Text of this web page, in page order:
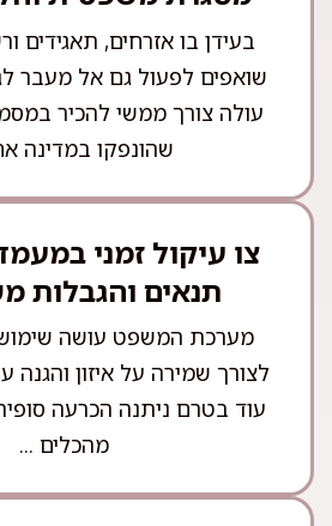
בעידן בו אזרחים, תאגידים
שואפים לפעול גם אל מעבר
עולה צורך ממשי להכיר
שהונפקו במדינה
צו עיקול זמני
תנאים והגבלות
מערכת המשפט עושה שימוש
לצורך שמירה על איזון והגנה
עוד בטרם ניתנה הכרעה
מהכלים ...